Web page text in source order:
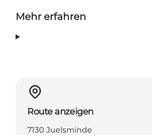
Mehr erfahren
Route anzeigen
7130 Juelsminde